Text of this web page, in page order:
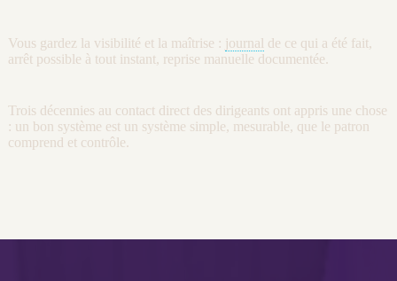
Vous gardez la visibilité et la maîtrise : journal de ce qui a été fait,
arrêt possible à tout instant, reprise manuelle documentée.
Trois décennies au contact direct des dirigeants ont appris une chose
: un bon système est un système simple, mesurable, que le patron
comprend et contrôle.